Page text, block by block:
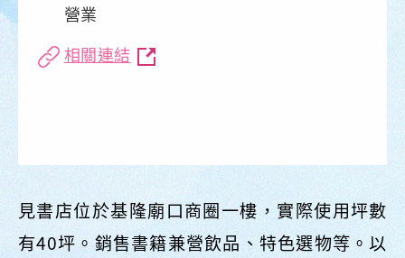
營業
相關連結
見書店位於基隆廟口商圈一樓，實際使用坪數
有40坪。銷售書籍兼營飲品、特色選物等。以